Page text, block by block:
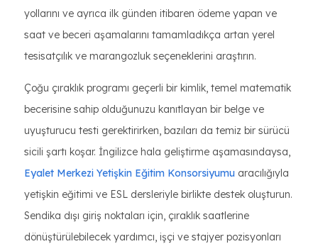
yollarını ve ayrıca ilk günden itibaren ödeme yapan ve
saat ve beceri aşamalarını tamamladıkça artan yerel
tesisatçılık ve marangozluk seçeneklerini araştırın.
Çoğu çıraklık programı geçerli bir kimlik, temel matematik
becerisine sahip olduğunuzu kanıtlayan bir belge ve
uyuşturucu testi gerektirirken, bazıları da temiz bir sürücü
sicili şartı koşar. İngilizce hala geliştirme aşamasındaysa,
Eyalet Merkezi Yetişkin Eğitim Konsorsiyumu aracılığıyla
yetişkin eğitimi ve ESL dersleriyle birlikte destek oluşturun.
Sendika dışı giriş noktaları için, çıraklık saatlerine
dönüştürülebilecek yardımcı, işçi ve stajyer pozisyonları